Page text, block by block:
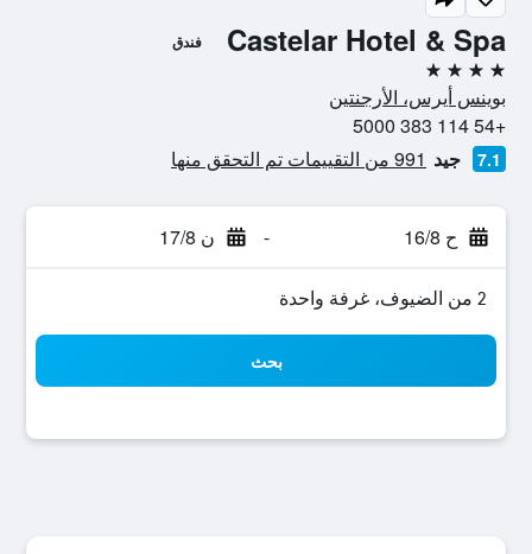
Castelar Hotel & Spa فندق
4 نجوم
بوينس أيرس، الأرجنتين
+54 114 383 5000
7.1 جيد 991 من التقييمات تم التحقق منها
ح 16/8 - ن 17/8
2 من الضيوف، غرفة واحدة
بحث